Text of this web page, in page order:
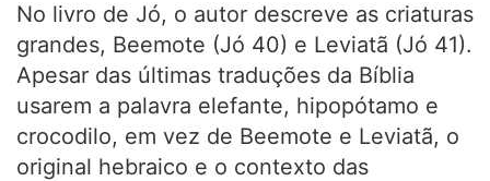
No livro de Jó, o autor descreve as criaturas
grandes, Beemote (Jó 40) e Leviatã (Jó 41).
Apesar das últimas traduções da Bíblia
usarem a palavra elefante, hipopótamo e
crocodilo, em vez de Beemote e Leviatã, o
original hebraico e o contexto das